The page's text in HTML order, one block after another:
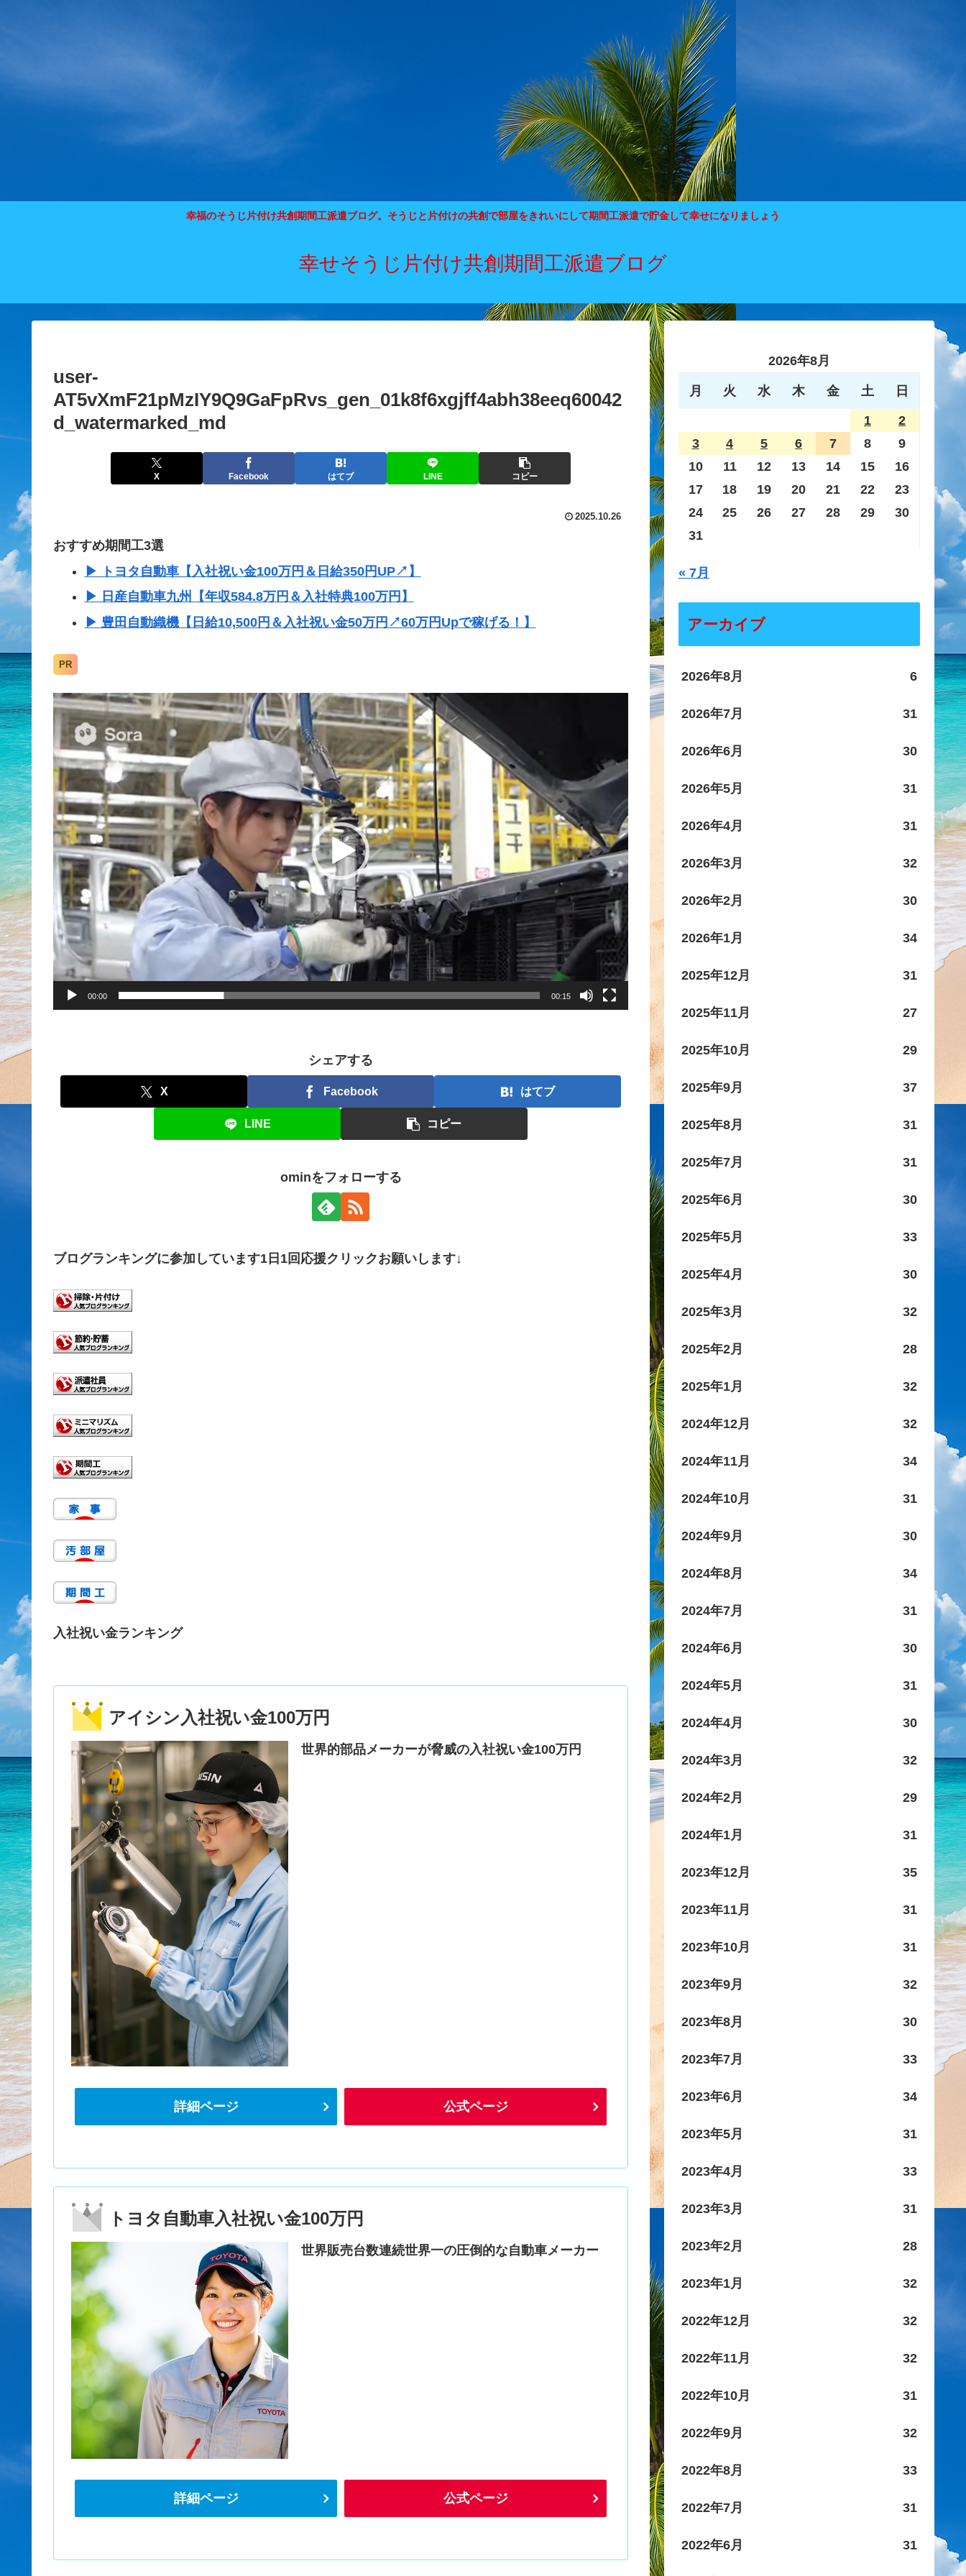
幸福のそうじ片付け共創期間工派遣ブログ。そうじと片付けの共創で部屋をきれいにして期間工派遣で貯金して幸せになりましょう
幸せそうじ片付け共創期間工派遣ブログ
user-
AT5vXmF21pMzIY9Q9GaFpRvs_gen_01k8f6xgjff4abh38eeq60042
d_watermarked_md
X Facebook はてブ LINE コピー
2025.10.26
おすすめ期間工3選
▶ トヨタ自動車【入社祝い金100万円＆日給350円UP↗】
▶ 日産自動車九州【年収584.8万円＆入社特典100万円】
▶ 豊田自動織機【日給10,500円＆入社祝い金50万円↗60万円Upで稼げる！】
PR
動
プ
レ
ー
ヤ
ー
00:00 00:15
シェアする
X Facebook はてブ
LINE コピー
ominをフォローする
ブログランキングに参加しています1日1回応援クリックお願いします↓
入社祝い金ランキング
アイシン入社祝い金100万円
世界的部品メーカーが脅威の入社祝い金100万円
詳細ページ 公式ページ
トヨタ自動車入社祝い金100万円
世界販売台数連続世界一の圧倒的な自動車メーカー
詳細ページ 公式ページ
2026年8月
月 火 水 木 金 土 日
1
2
3
4 5 6 7 8
9
10
11 12 13 14 15
16
17
18 19 20 21 22
23
24
25 26 27 28 29
30
31
« 7月
アーカイブ
2026年8月 6
2026年7月 31
2026年6月 30
2026年5月 31
2026年4月 31
2026年3月 32
2026年2月 30
2026年1月 34
2025年12月 31
2025年11月 27
2025年10月 29
2025年9月 37
2025年8月 31
2025年7月 31
2025年6月 30
2025年5月 33
2025年4月 30
2025年3月 32
2025年2月 28
2025年1月 32
2024年12月 32
2024年11月 34
2024年10月 31
2024年9月 30
2024年8月 34
2024年7月 31
2024年6月 30
2024年5月 31
2024年4月 30
2024年3月 32
2024年2月 29
2024年1月 31
2023年12月 35
2023年11月 31
2023年10月 31
2023年9月 32
2023年8月 30
2023年7月 33
2023年6月 34
2023年5月 31
2023年4月 33
2023年3月 31
2023年2月 28
2023年1月 32
2022年12月 32
2022年11月 32
2022年10月 31
2022年9月 32
2022年8月 33
2022年7月 31
2022年6月 31